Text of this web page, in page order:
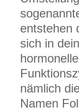
entstehen
sich in
nämlich
Namen